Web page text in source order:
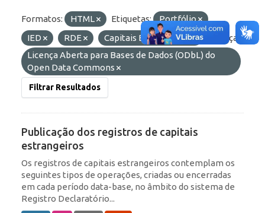
Formatos: HTML Etiquetas:
Portfólio
IED
RDE Capitais Estrangeiros
Licenças:
Licença Aberta para Bases de Dados (ODbL) do
Open Data Commons
Filtrar Resultados
Publicação dos registros de capitais
estrangeiros
Os registros de capitais estrangeiros contemplam os
seguintes tipos de operações, criadas ou encerradas
em cada período data-base, no âmbito do sistema de
Registro Declaratório...